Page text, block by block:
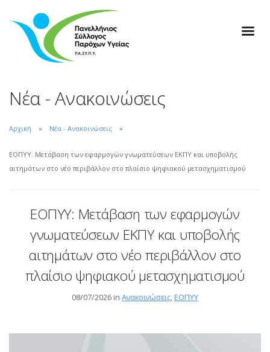
Νέα - Ανακοινώσεις
Αρχική Νέα - Ανακοινώσεις
ΕΟΠΥΥ: Μετάβαση των εφαρμογών γνωματεύσεων ΕΚΠΥ και υποβολής
αιτημάτων στο νέο περιβάλλον στο πλαίσιο ψηφιακού μετασχηματισμού
ΕΟΠΥΥ: Μετάβαση των εφαρμογών
γνωματεύσεων ΕΚΠΥ και υποβολής
αιτημάτων στο νέο περιβάλλον στο
πλαίσιο ψηφιακού μετασχηματισμού
08/07/2026 in Ανακοινώσεις, ΕΟΠΥΥ